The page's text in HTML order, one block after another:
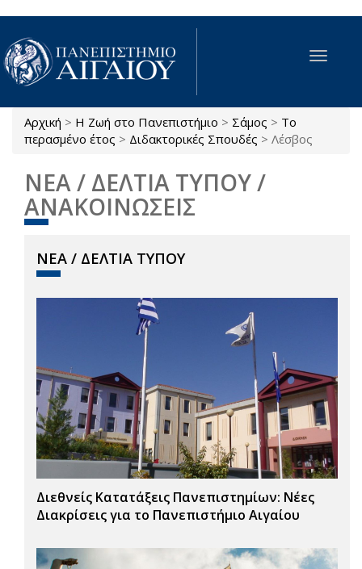
Παράκαμψη προς το κυρίως περιεχόμενο
Toggle
Είστε εδώ
Αρχική > Η Ζωή στο Πανεπιστήμιο > Σάμος > Το
περασμένο έτος > Διδακτορικές Σπουδές > Λέσβος
ΝΕΑ / ΔΕΛΤΙΑ ΤΥΠΟΥ /
ΑΝΑΚΟΙΝΩΣΕΙΣ
ΝΕΑ / ΔΕΛΤΙΑ ΤΥΠΟΥ
Διεθνείς Κατατάξεις Πανεπιστημίων: Νέες
Διακρίσεις για το Πανεπιστήμιο Αιγαίου